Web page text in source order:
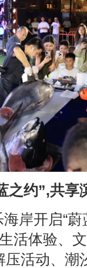
之约”,共享
岸开启“
活体验、
活动、潮